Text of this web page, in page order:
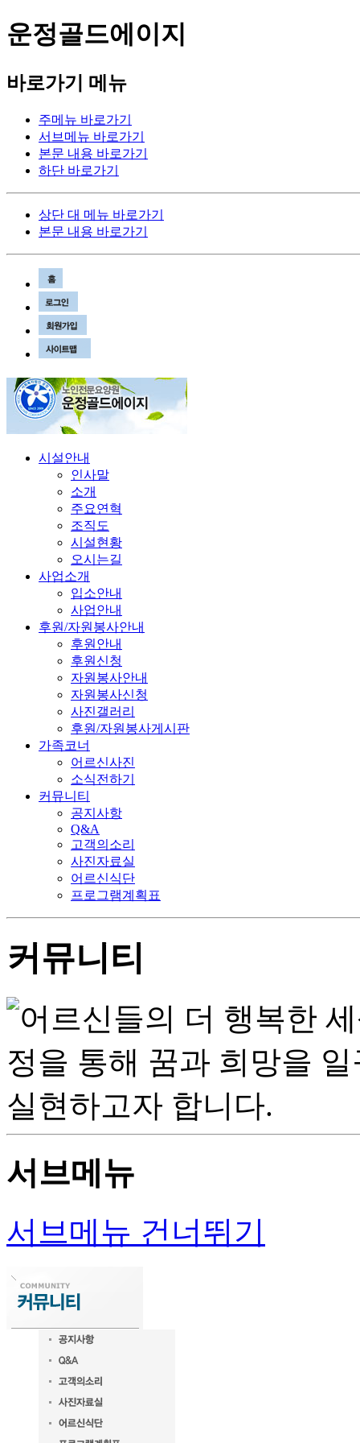
운정골드에이지
바로가기 메뉴
주메뉴 바로가기
서브메뉴 바로가기
본문 내용 바로가기
하단 바로가기
상단 대 메뉴 바로가기
본문 내용 바로가기
시설안내
인사말
소개
주요연혁
조직도
시설현황
오시는길
사업소개
입소안내
사업안내
후원/자원봉사안내
후원안내
후원신청
자원봉사안내
자원봉사신청
사진갤러리
후원/자원봉사게시판
가족코너
어르신사진
소식전하기
커뮤니티
공지사항
Q&A
고객의소리
사진자료실
어르신식단
프로그램계획표
커뮤니티
서브메뉴
서브메뉴 건너뛰기